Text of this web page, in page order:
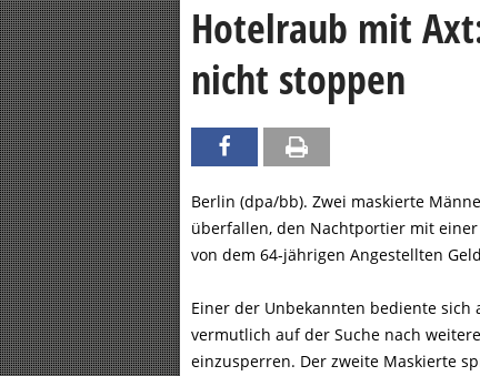
Hotelraub mit
nicht stoppen
Berlin (dpa/bb). Zwei maskierte
überfallen, den Nachtportier mit
von dem 64-jährigen Angestellten
Einer der Unbekannten bediente sich
vermutlich auf der Suche nach
einzusperren. Der zweite Maskierte